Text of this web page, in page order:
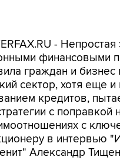
-
финансовыми
граждан и
сектор, хотя еще
кредитов,
с поправкой
с
в интервью
Александр